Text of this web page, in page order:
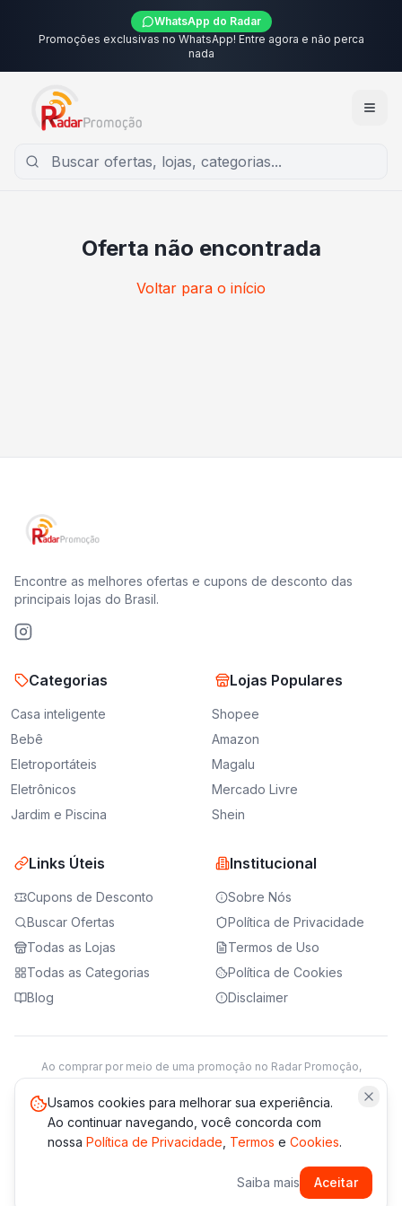
WhatsApp do Radar
Promoções exclusivas no WhatsApp! Entre agora e não perca
nada
Oferta não encontrada
Voltar para o início
Encontre as melhores ofertas e cupons de desconto das
principais lojas do Brasil.
Categorias
Casa inteligente
Bebê
Eletroportáteis
Eletrônicos
Jardim e Piscina
Lojas Populares
Shopee
Amazon
Magalu
Mercado Livre
Shein
Links Úteis
Cupons de Desconto
Buscar Ofertas
Todas as Lojas
Todas as Categorias
Blog
Institucional
Sobre Nós
Política de Privacidade
Termos de Uso
Política de Cookies
Disclaimer
Ao comprar por meio de uma promoção no Radar Promoção,
Saiba mais
*Os preços e disponibilidade podem variar. Verifique sempre
Usamos cookies para melhorar sua experiência.
Ao continuar navegando, você concorda com
nossa Política de Privacidade Termos e Cookies.
Saiba mais Aceitar